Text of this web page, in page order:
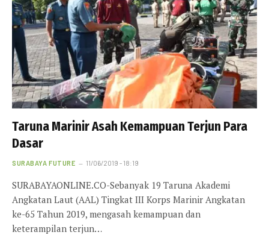
Taruna Marinir Asah Kemampuan Terjun Para
Dasar
SURABAYA FUTURE 11/06/2019 - 18:19
SURABAYAONLINE.CO-Sebanyak 19 Taruna Akademi
Angkatan Laut (AAL) Tingkat III Korps Marinir Angkatan
ke-65 Tahun 2019, mengasah kemampuan dan
keterampilan terjun…